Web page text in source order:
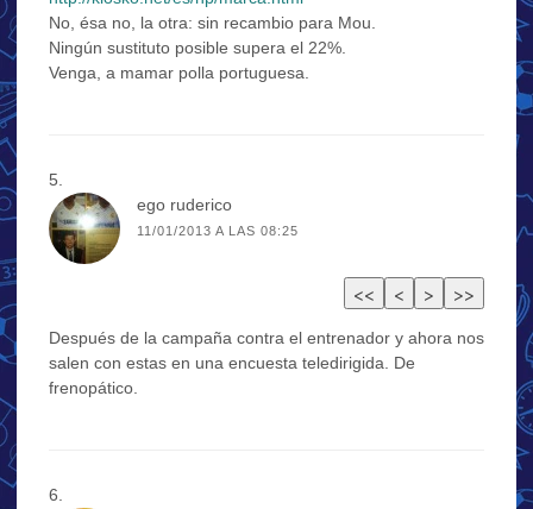
No, ésa no, la otra: sin recambio para Mou.
Ningún sustituto posible supera el 22%.
Venga, a mamar polla portuguesa.
ego ruderico
11/01/2013 A LAS 08:25
Después de la campaña contra el entrenador y ahora nos
salen con estas en una encuesta teledirigida. De
frenopático.